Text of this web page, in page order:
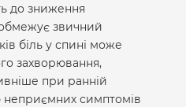
до зниження
звичний
біль у спині може
захворювання,
при ранній
неприємних симптомів